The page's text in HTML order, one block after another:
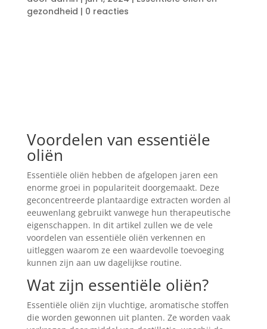
gezondheid | 0 reacties
Voordelen van essentiële
oliën
Essentiële oliën hebben de afgelopen jaren een
enorme groei in populariteit doorgemaakt. Deze
geconcentreerde plantaardige extracten worden al
eeuwenlang gebruikt vanwege hun therapeutische
eigenschappen. In dit artikel zullen we de vele
voordelen van essentiële oliën verkennen en
uitleggen waarom ze een waardevolle toevoeging
kunnen zijn aan uw dagelijkse routine.
Wat zijn essentiële oliën?
Essentiële oliën zijn vluchtige, aromatische stoffen
die worden gewonnen uit planten. Ze worden vaak